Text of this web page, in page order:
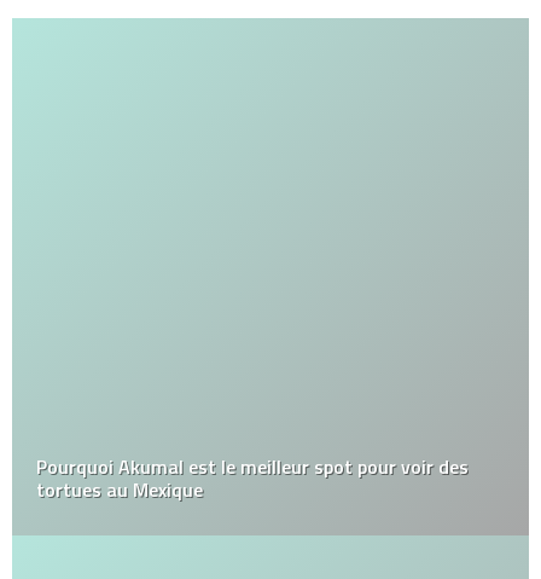
Pourquoi Akumal est le meilleur spot pour voir des
tortues au Mexique